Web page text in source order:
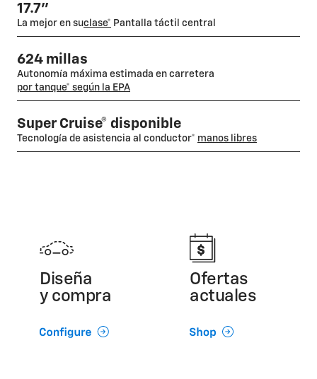
17.7"
La mejor en suclase* Pantalla táctil central
624 millas
Autonomía máxima estimada en carretera
por tanque* según la EPA
Super Cruise® disponible
Tecnología de asistencia al conductor* manos libres
Diseña
y compra
Ofertas
actuales